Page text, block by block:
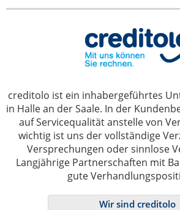
creditolo ist ein inhabergeführtes
in Halle an der Saale. In der
auf Servicequalität anstelle von
wichtig ist uns der vollständige
Versprechungen oder sinnlose
Langjährige Partnerschaften mit
gute
Wir sind creditolo